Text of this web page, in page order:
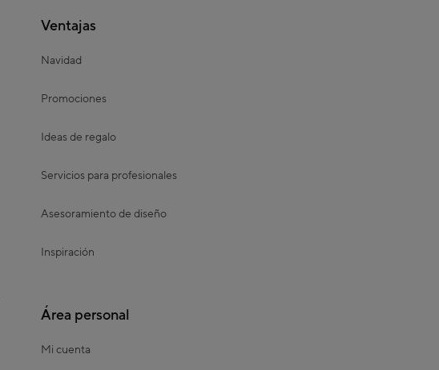
Ventajas
Navidad
Promociones
Ideas de regalo
Servicios para profesionales
Asesoramiento de diseño
Inspiración
Área personal
Mi cuenta